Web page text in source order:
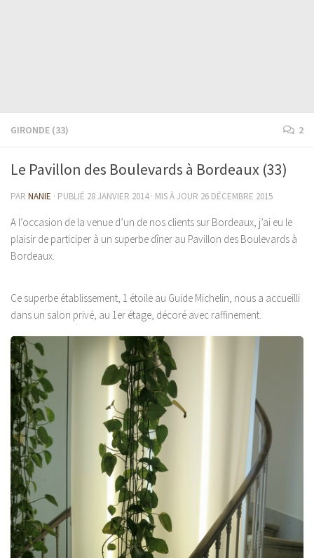
GIRONDE (33) 2
Le Pavillon des Boulevards à Bordeaux (33)
PAR NANIE · PUBLIÉ 28 JANVIER 2014· MIS À JOUR 26 DÉCEMBRE 2015
A l’occasion de la venue d’un de nos clients sur Bordeaux, j’ai eu le
plaisir de participer à un superbe dîner au Pavillon des Boulevards à
Bordeaux.
Ce superbe établissement, 1 étoile au Guide Michelin, nous a accueilli
dans un salon privé, au 1er étage, décoré avec raffinement.